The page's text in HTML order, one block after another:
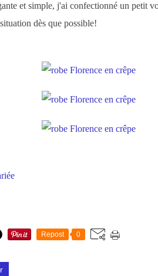
et simple, j'ai confectionné un petit
dès que possible!
Repost 0